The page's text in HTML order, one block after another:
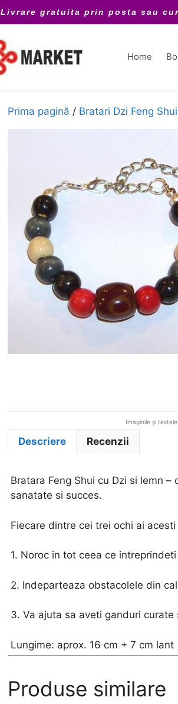
Livrare gratuita prin posta sau
Home
Prima pagină / Bratari Dzi Feng Shui
Imaginile și
Descriere Recenzii
Bratara Feng Shui cu Dzi si lemn
sanatate si succes.
Fiecare dintre cei trei ochi ai
1. Noroc in tot ceea ce
2. Indeparteaza obstacolele din
3. Va ajuta sa aveti ganduri
Lungime: aprox. 16 cm + 7 cm lant
Produse similare